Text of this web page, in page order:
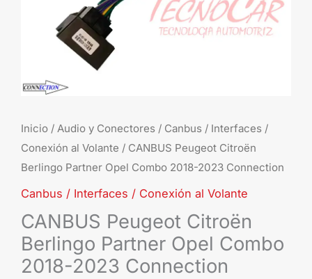
Inicio / Audio y Conectores / Canbus / Interfaces /
Conexión al Volante / CANBUS Peugeot Citroën
Berlingo Partner Opel Combo 2018-2023 Connection
Canbus / Interfaces / Conexión al Volante
CANBUS Peugeot Citroën
Berlingo Partner Opel Combo
2018-2023 Connection